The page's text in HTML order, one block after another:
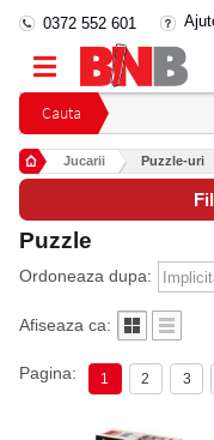
Cauta
0372 552 601
Jucarii Puzzle-uri
Puzzle
Ordoneaza dupa:
Afiseaza ca:
Pagina: 1 2 3